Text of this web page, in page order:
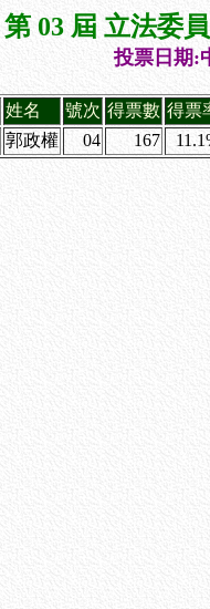
第 03 屆 立法委
投票日期:
姓名 號次 得票數 得票
郭政權 04 167